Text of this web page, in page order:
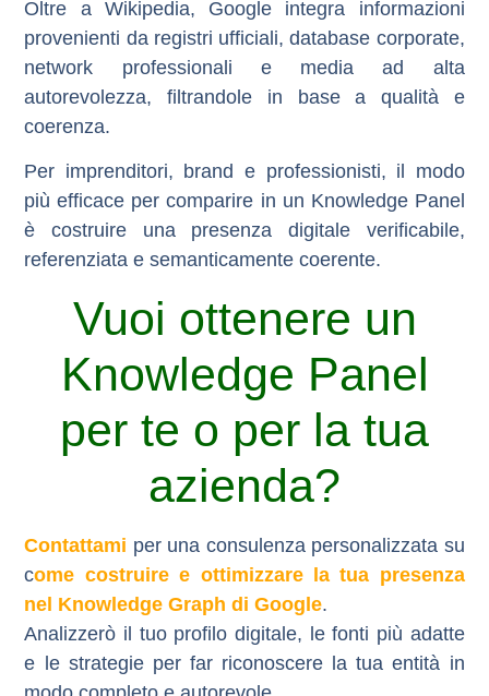
Oltre a Wikipedia, Google integra informazioni
provenienti da registri ufficiali, database corporate,
network professionali e media ad alta
autorevolezza, filtrandole in base a qualità e
coerenza.
Per imprenditori, brand e professionisti, il modo
più efficace per comparire in un Knowledge Panel
ècostruire una presenza digitale verificabile,
referenziata e semanticamente coerente.
Vuoi ottenere un
Knowledge Panel
per te o per la tua
azienda?
Contattami per una consulenza personalizzata su
come costruire e ottimizzare la tua presenza
nel Knowledge Graph di Google.
Analizzerò il tuo profilo digitale, le fonti più adatte
e le strategie per far riconoscere la tua entità in